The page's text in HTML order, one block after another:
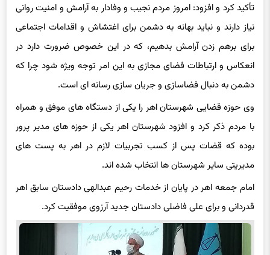
تأکید کرد و افزود: امروز مردم نجیب و وفادار به آرامش و امنیت روانی
نیاز دارند و نباید بهانه به دشمن برای اغتشاش و اقدامات اجتماعی
برای برهم زدن آرامش بدهیم، که در این خصوص ضرورت دارد در
انعکاس و ارتباطات فضای مجازی به این امر توجه ویژه شود چرا که
دشمن به دنبال فضاسازی و جریان سازی رسانه ای است.
وی حوزه قضایی شهرستان اهر را یکی از دستگاه های موفق و همراه
با مردم ذکر کرد و افزود شهرستان اهر یکی از حوزه های مدیر پرور
بوده که قضات پس از کسب تجربیات لازم در اهر به پست های
مدیریتی سایر شهرستان ها انتخاب شده اند.
امام جمعه اهر در پایان از خدمات رحیم عبدالهی دادستان سابق اهر
قدردانی و برای علی فاضلی دادستان جدید آرزوی موفقیت کرد.